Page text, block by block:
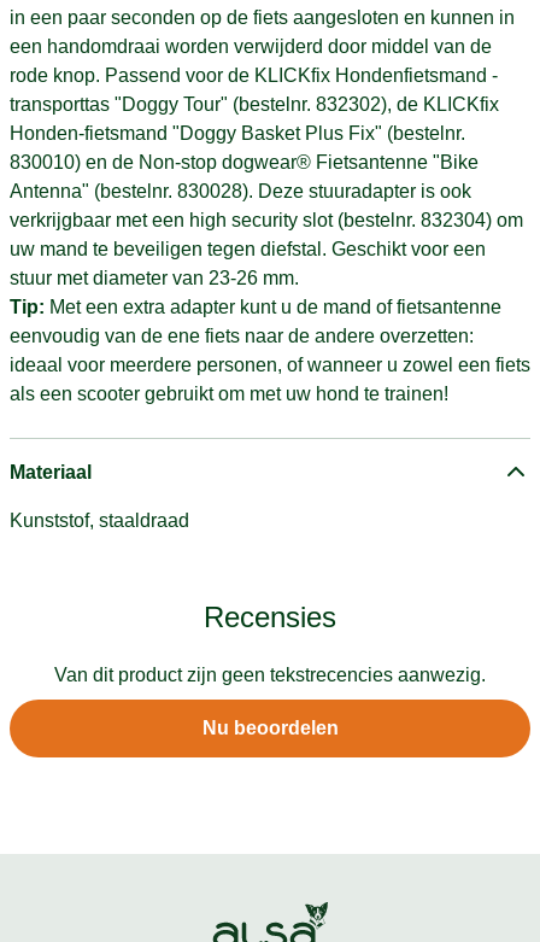
in een paar seconden op de fiets aangesloten en kunnen in
een handomdraai worden verwijderd door middel van de
rode knop. Passend voor de KLICKfix Hondenfietsmand -
transporttas "Doggy Tour" (bestelnr. 832302), de KLICKfix
Honden-fietsmand "Doggy Basket Plus Fix" (bestelnr.
830010) en de Non-stop dogwear® Fietsantenne "Bike
Antenna" (bestelnr. 830028). Deze stuuradapter is ook
verkrijgbaar met een high security slot (bestelnr. 832304) om
uw mand te beveiligen tegen diefstal. Geschikt voor een
stuur met diameter van 23-26 mm.
Tip: Met een extra adapter kunt u de mand of fietsantenne
eenvoudig van de ene fiets naar de andere overzetten:
ideaal voor meerdere personen, of wanneer u zowel een fiets
als een scooter gebruikt om met uw hond te trainen!
Materiaal
Kunststof, staaldraad
Recensies
Van dit product zijn geen tekstrecencies aanwezig.
Nu beoordelen